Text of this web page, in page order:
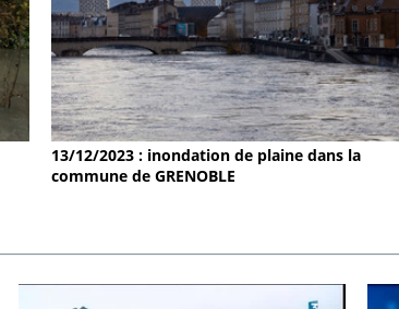
13/12/2023 : inondation de plaine dans la
commune de GRENOBLE